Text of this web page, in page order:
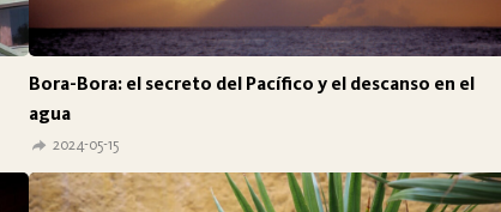
Bora-Bora: el secreto del Pacífico y el descanso en el
agua
2024-05-15